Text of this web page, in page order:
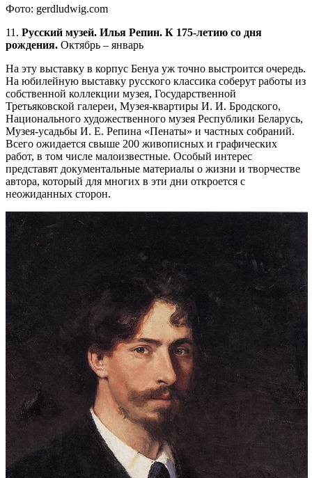
Фото: gerdludwig.com
11. Русский музей. Илья Репин. К 175-летию со дня
рождения. Октябрь – январь
На эту выставку в корпус Бенуа уж точно выстроится очередь.
На юбилейную выставку русского классика соберут работы из
собственной коллекции музея, Государственной
Третьяковской галереи, Музея-квартиры И. И. Бродского,
Национального художественного музея Республики Беларусь,
Музея-усадьбы И. Е. Репина «Пенаты» и частных собраний.
Всего ожидается свыше 200 живописных и графических
работ, в том числе малоизвестные. Особый интерес
представят документальные материалы о жизни и творчестве
автора, который для многих в эти дни откроется с
неожиданных сторон.